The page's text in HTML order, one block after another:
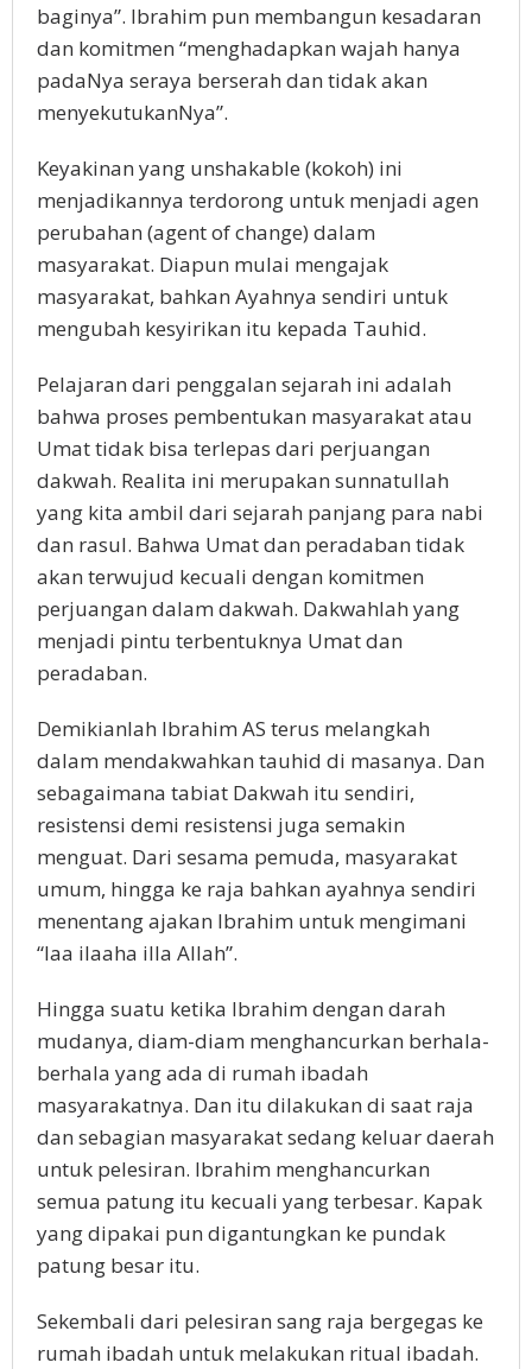
baginya”. Ibrahim pun membangun kesadaran
dan komitmen “menghadapkan wajah hanya
padaNya seraya berserah dan tidak akan
menyekutukanNya”.
Keyakinan yang unshakable (kokoh) ini
menjadikannya terdorong untuk menjadi agen
perubahan (agent of change) dalam
masyarakat. Diapun mulai mengajak
masyarakat, bahkan Ayahnya sendiri untuk
mengubah kesyirikan itu kepada Tauhid.
Pelajaran dari penggalan sejarah ini adalah
bahwa proses pembentukan masyarakat atau
Umat tidak bisa terlepas dari perjuangan
dakwah. Realita ini merupakan sunnatullah
yang kita ambil dari sejarah panjang para nabi
dan rasul. Bahwa Umat dan peradaban tidak
akan terwujud kecuali dengan komitmen
perjuangan dalam dakwah. Dakwahlah yang
menjadi pintu terbentuknya Umat dan
peradaban.
Demikianlah Ibrahim AS terus melangkah
dalam mendakwahkan tauhid di masanya. Dan
sebagaimana tabiat Dakwah itu sendiri,
resistensi demi resistensi juga semakin
menguat. Dari sesama pemuda, masyarakat
umum, hingga ke raja bahkan ayahnya sendiri
menentang ajakan Ibrahim untuk mengimani
“laa ilaaha illa Allah”.
Hingga suatu ketika Ibrahim dengan darah
mudanya, diam-diam menghancurkan berhala-
berhala yang ada di rumah ibadah
masyarakatnya. Dan itu dilakukan di saat raja
dan sebagian masyarakat sedang keluar daerah
untuk pelesiran. Ibrahim menghancurkan
semua patung itu kecuali yang terbesar. Kapak
yang dipakai pun digantungkan ke pundak
patung besar itu.
Sekembali dari pelesiran sang raja bergegas ke
rumah ibadah untuk melakukan ritual ibadah.